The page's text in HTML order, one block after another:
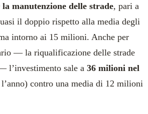
manutenzione delle strade, pari a
il doppio rispetto alla media degli
intorno ai 15 milioni. Anche per
— la riqualificazione delle strade
l’investimento sale a 36 milioni nel
contro una media di 12 milioni